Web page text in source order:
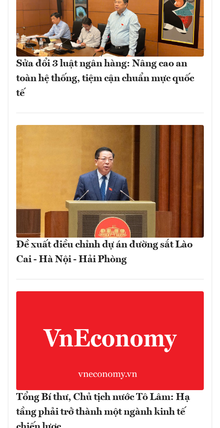
Sửa đổi 3 luật ngân hàng: Nâng cao an
toàn hệ thống, tiệm cận chuẩn mực quốc
tế
Đề xuất điều chỉnh dự án đường sắt Lào
Cai - Hà Nội - Hải Phòng
Tổng Bí thư, Chủ tịch nước Tô Lâm: Hạ
tầng phải trở thành một ngành kinh tế